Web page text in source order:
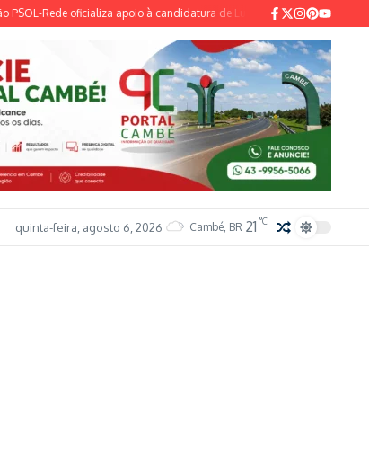
Rede oficializa apoio à candidatura de Lula à reeleição Entenda o
quinta-feira, agosto 6, 2026 Cambé, BR 21 °C